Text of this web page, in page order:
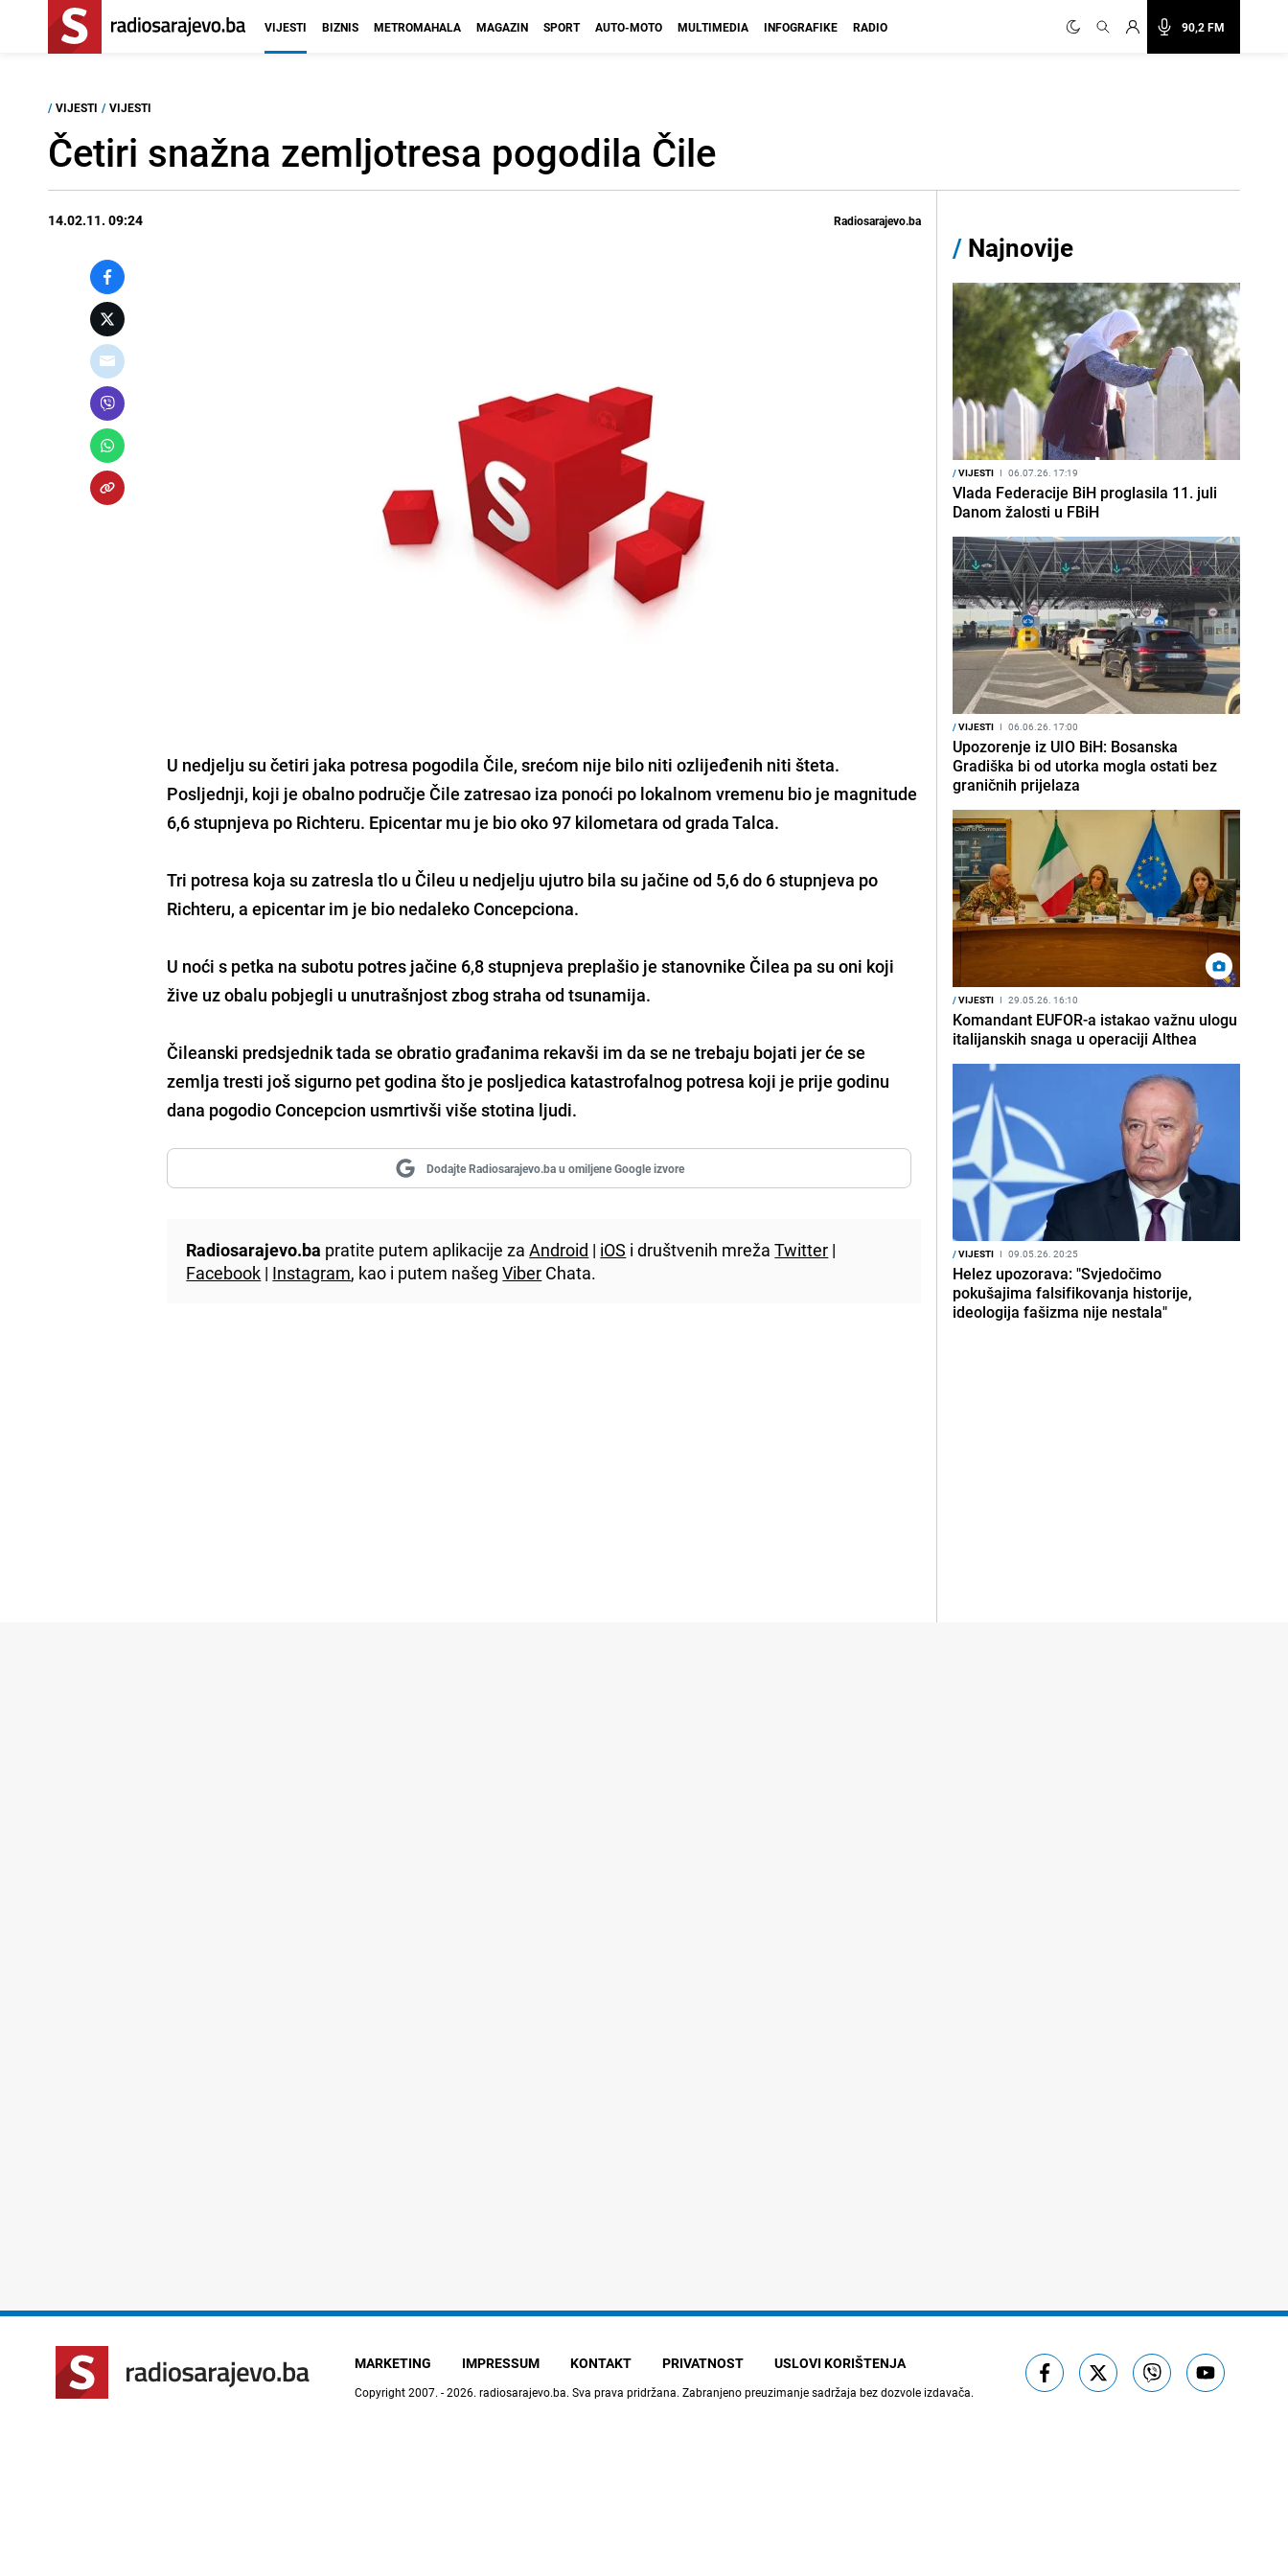
90,2 FM
VIJESTI BIZNIS METROMAHALA MAGAZIN SPORT AUTO-MOTO MULTIMEDIA INFOGRAFIKE RADIO
/ VIJESTI / VIJESTI
Četiri snažna zemljotresa pogodila Čile
14.02.11. 09:24 Radiosarajevo.ba
U nedjelju su četiri jaka potresa pogodila Čile, srećom nije bilo niti ozlijeđenih niti šteta.
Posljednji, koji je obalno područje Čile zatresao iza ponoći po lokalnom vremenu bio je magnitude
6,6 stupnjeva po Richteru. Epicentar mu je bio oko 97 kilometara od grada Talca.
Tri potresa koja su zatresla tlo u Čileu u nedjelju ujutro bila su jačine od 5,6 do 6 stupnjeva po
Richteru, a epicentar im je bio nedaleko Concepciona.
U noći s petka na subotu potres jačine 6,8 stupnjeva preplašio je stanovnike Čilea pa su oni koji
žive uz obalu pobjegli u unutrašnjost zbog straha od tsunamija.
Čileanski predsjednik tada se obratio građanima rekavši im da se ne trebaju bojati jer će se
zemlja tresti još sigurno pet godina što je posljedica katastrofalnog potresa koji je prije godinu
dana pogodio Concepcion usmrtivši više stotina ljudi.
Dodajte Radiosarajevo.ba u omiljene Google izvore
Radiosarajevo.ba pratite putem aplikacije zaAndroid | iOS i društvenih mrežaTwitter |
Facebook | Instagram, kao i putem našegViber Chata.
/ Najnovije
/VIJESTI I 06.07.26. 17:19
Vlada Federacije BiH proglasila 11. juli
Danom žalosti u FBiH
/VIJESTI I 06.06.26. 17:00
Upozorenje iz UIO BiH: Bosanska
Gradiška bi od utorka mogla ostati bez
graničnih prijelaza
/VIJESTI I 29.05.26. 16:10
Komandant EUFOR-a istakao važnu ulogu
italijanskih snaga u operaciji Althea
/VIJESTI I 09.05.26. 20:25
Helez upozorava: "Svjedočimo
pokušajima falsifikovanja historije,
ideologija fašizma nije nestala"
MARKETING IMPRESSUM KONTAKT PRIVATNOST USLOVI KORIŠTENJA
Copyright 2007. - 2026. radiosarajevo.ba. Sva prava pridržana. Zabranjeno preuzimanje sadržaja bez dozvole izdavača.